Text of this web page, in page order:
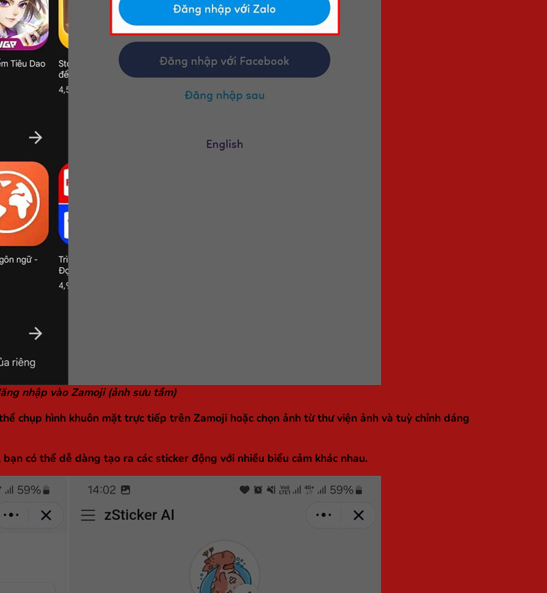
nhập vào Zamoji (ảnh sưu tầm)
chụp hình khuôn mặt trực tiếp trên Zamoji hoặc chọn ảnh từ thư viện ảnh và tuỳ chỉnh dáng
có thể dễ dàng tạo ra các sticker động với nhiều biểu cảm khác nhau.